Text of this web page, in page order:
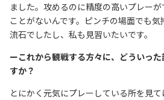
ました。攻めるのに精度の高いプレー
ことがないんです。ピンチの場面でも
流石でしたし、私も見習いたいです。
ーこれから観戦する方々に、どういっ
すか？
とにかく元気にプレーしている所を見